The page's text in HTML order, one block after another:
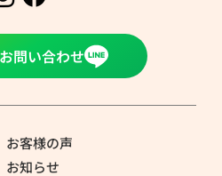
問い合わせ
お客様の声
お知らせ